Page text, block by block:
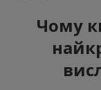
Чому